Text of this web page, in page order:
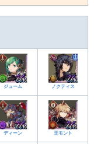
ジューム ノクティス
ディーン 王モント